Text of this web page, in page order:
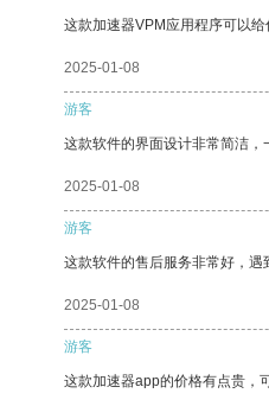
这款加速器VPM应用程序可以
2025-01-08
游客
这款软件的界面设计非常简洁，
2025-01-08
游客
这款软件的售后服务非常好，遇
2025-01-08
游客
这款加速器app的价格有点贵，